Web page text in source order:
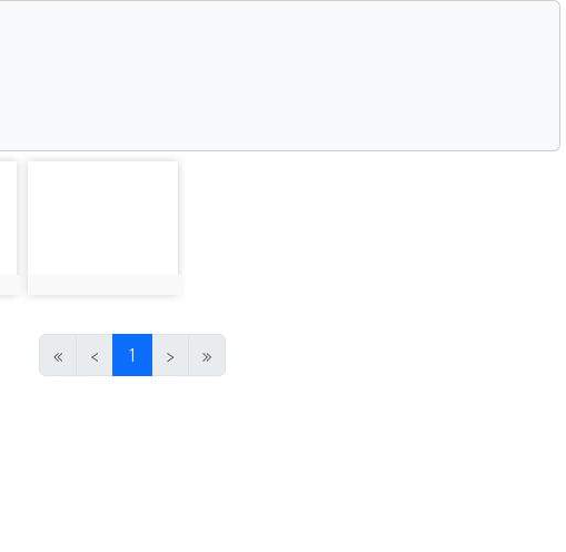
« ‹ 1 (current)
› »